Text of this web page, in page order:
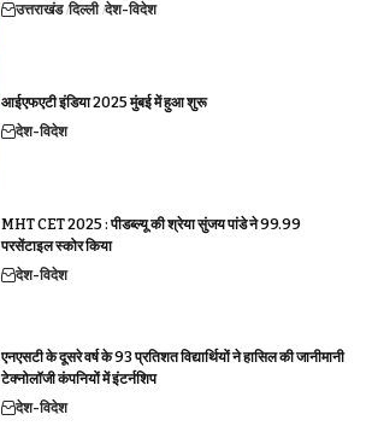
उत्तराखंड दिल्ली देश-विदेश
आईएफएटी इंडिया 2025 मुंबई में हुआ शुरू
देश-विदेश
MHT CET 2025 : पीडब्ल्यू की श्रेया सुंजय पांडे ने 99.99
परसेंटाइल स्कोर किया
देश-विदेश
एनएसटी के दूसरे वर्ष के 93 प्रतिशत विद्यार्थियों ने हासिल की जानीमानी
टेक्नोलॉजी कंपनियों में इंटर्नशिप
देश-विदेश